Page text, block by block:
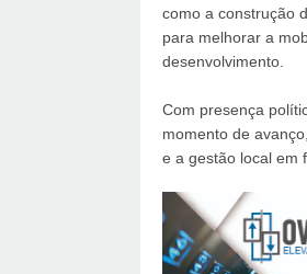
como a construção
para melhorar a
desenvolvimento.
Com presença
momento de
e a gestão local em